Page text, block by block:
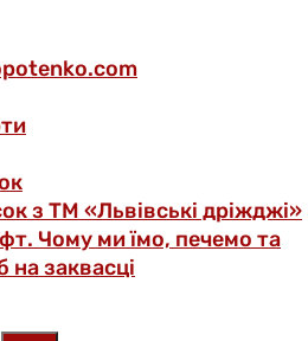
з ТМ «Львівські дріжджі»
Чому ми їмо, печемо та
на заквасці